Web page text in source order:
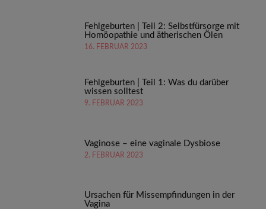
Fehlgeburten | Teil 2: Selbstfürsorge mit
Homöopathie und ätherischen Ölen
16. FEBRUAR 2023
Fehlgeburten | Teil 1: Was du darüber
wissen solltest
9. FEBRUAR 2023
Vaginose – eine vaginale Dysbiose
2. FEBRUAR 2023
Ursachen für Missempfindungen in der
Vagina